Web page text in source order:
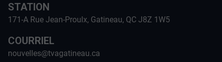
STATION
171-A Rue Jean-Proulx, Gatineau, QC J8Z 1W5
COURRIEL
nouvelles@tvagatineau.ca